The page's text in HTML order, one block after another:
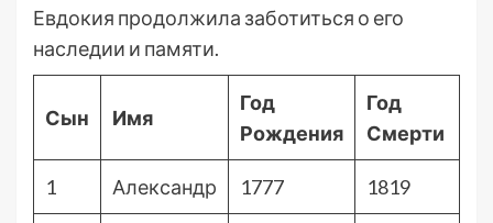
Евдокия продолжила заботиться о его
наследии и памяти.
Сын Имя
Год
Рождения
Год
Смерти
1 Александр 1777 1819